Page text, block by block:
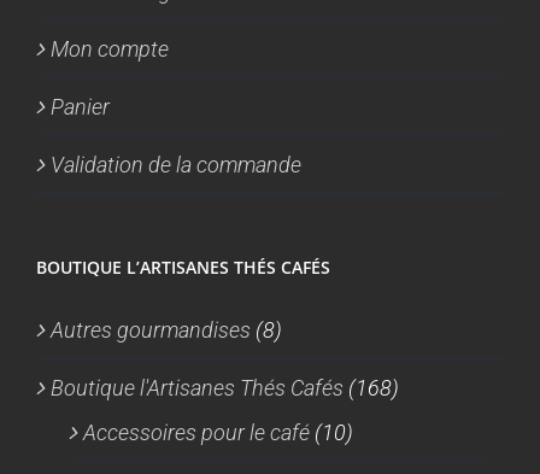
Mon compte
Panier
Validation de la commande
BOUTIQUE L’ARTISANES THÉS CAFÉS
Autres gourmandises (8)
Boutique l'Artisanes Thés Cafés (168)
Accessoires pour le café (10)